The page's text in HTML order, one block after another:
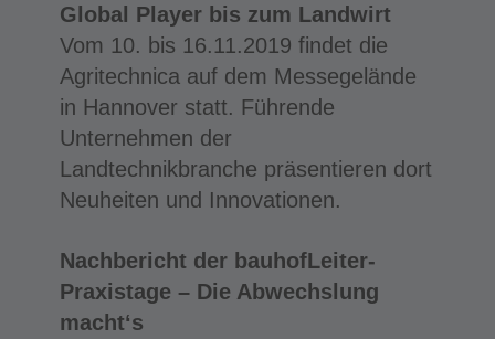
Global Player bis zum Landwirt
Vom 10. bis 16.11.2019 findet die
Agritechnica auf dem Messegelände
in Hannover statt. Führende
Unternehmen der
Landtechnikbranche präsentieren dort
Neuheiten und Innovationen.
Nachbericht der bauhofLeiter-
Praxistage – Die Abwechslung
macht‘s